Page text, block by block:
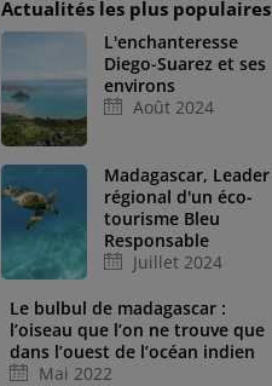
Actualités les plus populaires
L'enchanteresse
Diego-Suarez et ses
environs
Août 2024
Madagascar, Leader
régional d'un éco-
tourisme Bleu
Responsable
Juillet 2024
Le bulbul de madagascar :
l’oiseau que l’on ne trouve que
dans l’ouest de l’océan indien
Mai 2022